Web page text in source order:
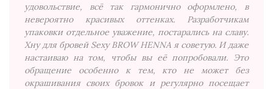
удовольствие, всё так гармонично оформлено, в
невероятно красивых оттенках. Разработчикам
упаковки отдельное уважение, постарались на славу.
Хну для бровей Sexy BROW HENNA я советую. И даже
настаиваю на том, чтобы вы её попробовали. Это
обращение особенно к тем, кто не может без
окрашивания своих бровок и регулярно посещает